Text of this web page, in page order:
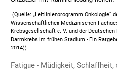
(Quelle: „Leitlinienprogramm Onkologie“
Wissenschaftlichen Medizinischen
Krebsgesellschaft e. V. und der
Darmkrebs im frühen Stadium - Ein
2014))
Fatigue - Müdigkeit,